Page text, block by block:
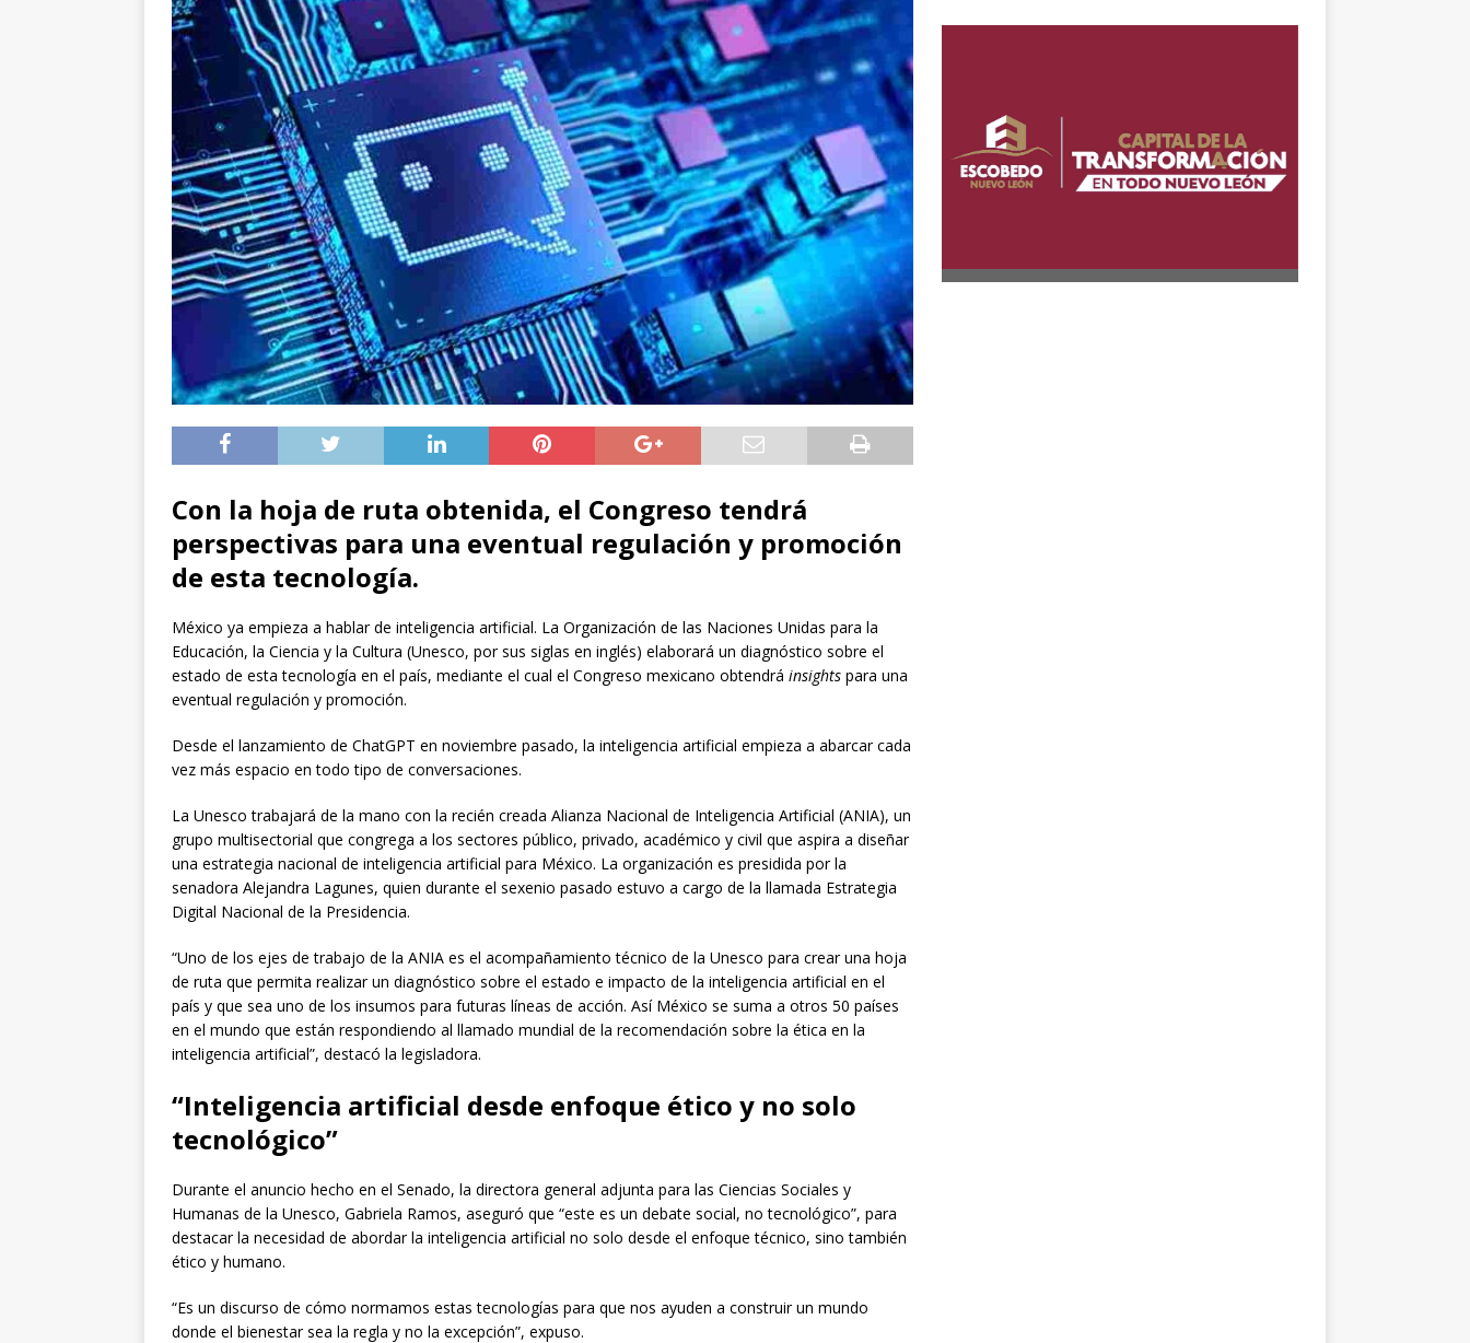
Con la hoja de ruta obtenida, el Congreso tendrá
perspectivas para una eventual regulación y promoción
de esta tecnología.
México ya empieza a hablar de inteligencia artificial. La Organización de las Naciones Unidas para la
Educación, la Ciencia y la Cultura (Unesco, por sus siglas en inglés) elaborará un diagnóstico sobre el
estado de esta tecnología en el país, mediante el cual el Congreso mexicano obtendrá insights para una
eventual regulación y promoción.
Desde el lanzamiento de ChatGPT en noviembre pasado, la inteligencia artificial empieza a abarcar cada
vez más espacio en todo tipo de conversaciones.
La Unesco trabajará de la mano con la recién creada Alianza Nacional de Inteligencia Artificial (ANIA), un
grupo multisectorial que congrega a los sectores público, privado, académico y civil que aspira a diseñar
una estrategia nacional de inteligencia artificial para México. La organización es presidida por la
senadora Alejandra Lagunes, quien durante el sexenio pasado estuvo a cargo de la llamada Estrategia
Digital Nacional de la Presidencia.
“Uno de los ejes de trabajo de la ANIA es el acompañamiento técnico de la Unesco para crear una hoja
de ruta que permita realizar un diagnóstico sobre el estado e impacto de la inteligencia artificial en el
país y que sea uno de los insumos para futuras líneas de acción. Así México se suma a otros 50 países
en el mundo que están respondiendo al llamado mundial de la recomendación sobre la ética en la
inteligencia artificial”, destacó la legisladora.
“Inteligencia artificial desde enfoque ético y no solo
tecnológico”
Durante el anuncio hecho en el Senado, la directora general adjunta para las Ciencias Sociales y
Humanas de la Unesco, Gabriela Ramos, aseguró que “este es un debate social, no tecnológico”, para
destacar la necesidad de abordar la inteligencia artificial no solo desde el enfoque técnico, sino también
ético y humano.
“Es un discurso de cómo normamos estas tecnologías para que nos ayuden a construir un mundo
donde el bienestar sea la regla y no la excepción”, expuso.